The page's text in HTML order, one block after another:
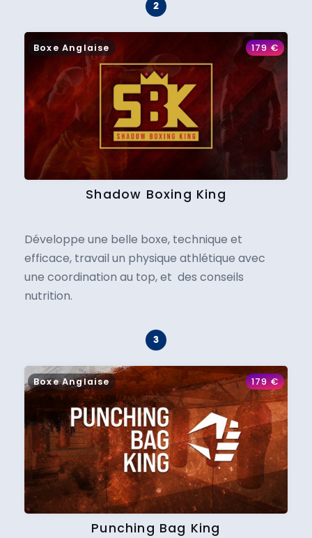
Boxe Anglaise 179€
Shadow Boxing King
Développe une belle boxe, technique et
efficace, travail un physique athlétique avec
une coordination au top, et des conseils
nutrition.
Boxe Anglaise 179€
Punching Bag King